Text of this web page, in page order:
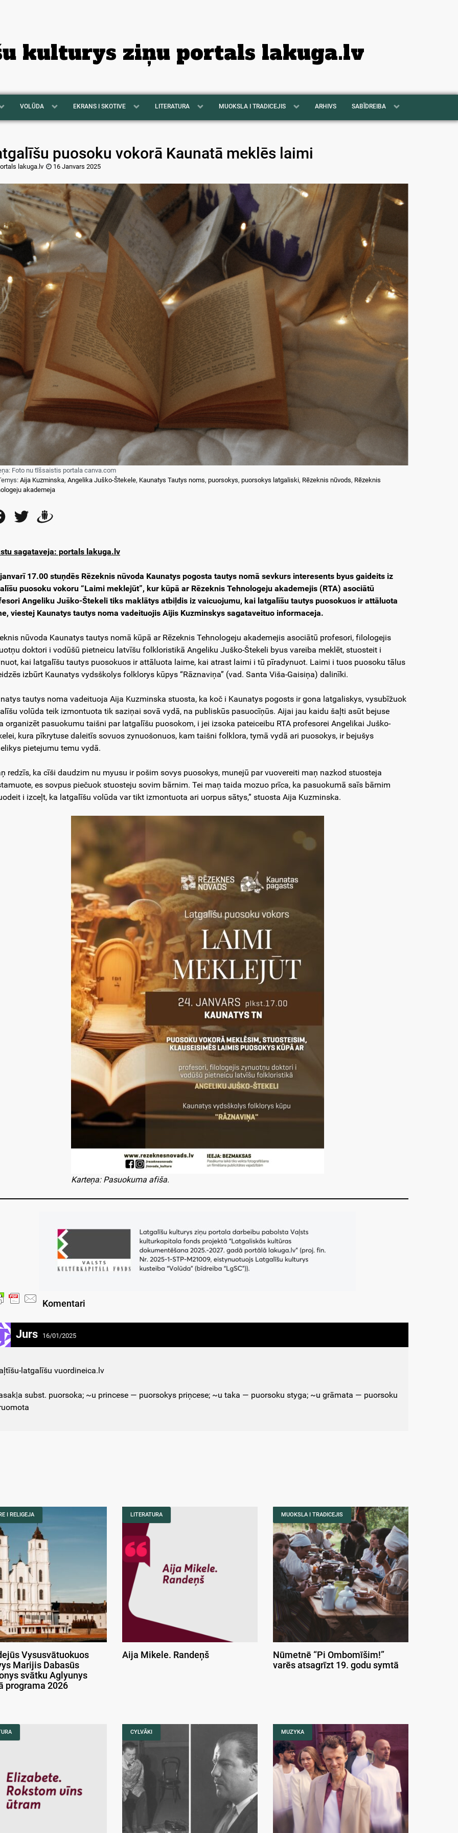
kulturys ziņu portals lakuga.lv
VOLŪDA EKRANS I SKOTIVE LITERATURA MUOKSLA I TRADICEJIS ARHIVS SABĪDREIBA
puosoku vokorā Kaunatā meklēs laimi
lakuga.lv 16 Janvars 2025
Foto nu tīšsaistis portala canva.com
Aija Kuzminska, Angelika Juško-Štekele, Kaunatys Tautys noms, puorsokys, puorsokys latgaliski, Rēzeknis nūvods, Rēzeknis
akademeja
FacebookTwitter
sagataveja: portals lakuga.lv
17.00 stuņdēs Rēzeknis nūvoda Kaunatys pogosta tautys nomā sevkurs interesents byus gaideits iz
puosoku vokoru “Laimi meklejūt”, kur kūpā ar Rēzeknis Tehnologeju akademejis (RTA) asociātū
Angeliku Juško-Štekeli tiks maklātys atbiļdis iz vaicuojumu, kai latgalīšu tautys puosokuos ir attāluota
viestej Kaunatys tautys noma vadeituojis Aijis Kuzminskys sagataveituo informaceja.
nūvoda Kaunatys tautys nomā kūpā ar Rēzeknis Tehnologeju akademejis asociātū profesori, filologejis
doktori i vodūšū pietneicu latvīšu folkloristikā Angeliku Juško-Štekeli byus vareiba meklēt, stuosteit i
kai latgalīšu tautys puosokuos ir attāluota laime, kai atrast laimi i tū pīradynuot. Laimi i tuos puosoku tālus
izbūrt Kaunatys vydsškolys folklorys kūpys “Rāznaviņa” (vad. Santa Viša-Gaisiņa) dalinīki.
tautys noma vadeituoja Aija Kuzminska stuosta, ka koč i Kaunatys pogosts ir gona latgaliskys, vysubīžuok
volūda teik izmontuota tik saziņai sovā vydā, na publiskūs pasuocīņūs. Aijai jau kaidu šaļti asūt bejuse
organizēt pasuokumu taišni par latgalīšu puosokom, i jei izsoka pateiceibu RTA profesorei Angelikai Juško-
kura pīkrytuse daleitīs sovuos zynuošonuos, kam taišni folklora, tymā vydā ari puosokys, ir bejušys
pietejumu temu vydā.
redzīs, ka cīši daudzim nu myusu ir pošim sovys puosokys, munejū par vuovereiti maņ nazkod stuosteja
es sovpus piečuok stuosteju sovim bārnim. Tei maņ taida mozuo prīca, ka pasuokumā saīs bārnim
i izceļt, ka latgalīšu volūda var tikt izmontuota ari uorpus sātys,” stuosta Aija Kuzminska.
Karteņa: Pasuokuma afiša.
Komentari
Jurs 16/01/2025
latgalīšu vuordineica.lv
subst. puorsoka; ~u princese — puorsokys priņcese; ~u taka — puorsoku styga; ~u grāmata — puorsoku
I RELIGEJA
Vysusvātuokuos
Marijis Dabasūs
svātku Aglyunys
programa 2026
LITERATURA
Aija Mikele. Randeņš
MUOKSLA I TRADICEJIS
Nūmetnē “Pi Ombomīšim!”
varēs atsagrīzt 19. godu symtā
CYLVĀKI MUZYKA